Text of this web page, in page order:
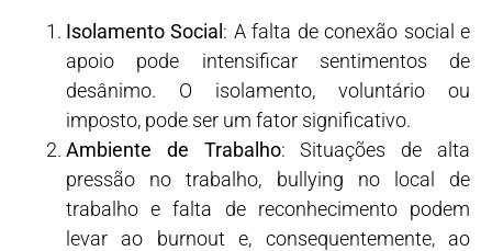
Isolamento Social: A falta de conexão social e
apoio pode intensificar sentimentos de
desânimo. O isolamento, voluntário ou
imposto, pode ser um fator significativo.
Ambiente de Trabalho: Situações de alta
pressão no trabalho, bullying no local de
trabalho e falta de reconhecimento podem
levar ao burnout e, consequentemente, ao